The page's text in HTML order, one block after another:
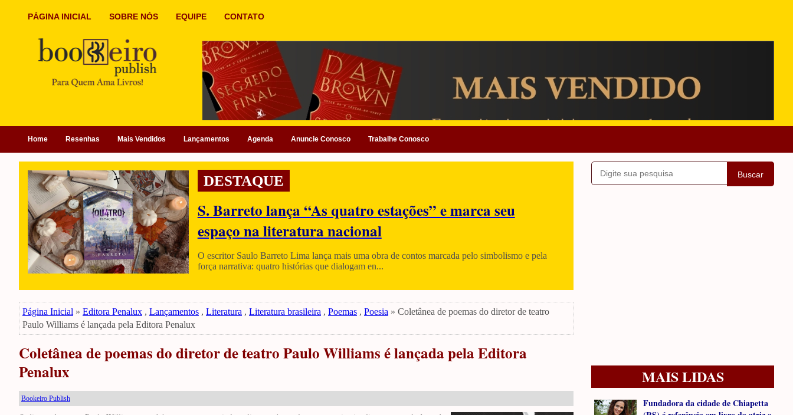
PÁGINA INICIAL SOBRE NÓS EQUIPE CONTATO
Home Resenhas Mais Vendidos Lançamentos Agenda Anuncie Conosco Trabalhe Conosco
DESTAQUE
S. Barreto lança “As quatro estações” e marca seu
espaço na literatura nacional
O escritor Saulo Barreto Lima lança mais uma obra de contos marcada pelo simbolismo e pela
força narrativa: quatro histórias que dialogam en...
Página Inicial » Editora Penalux , Lançamentos , Literatura , Literatura brasileira , Poemas , Poesia » Coletânea de poemas do diretor de teatro
Paulo Williams é lançada pela Editora Penalux
Coletânea de poemas do diretor de teatro Paulo Williams é lançada pela Editora
Penalux
Bookeiro Publish
Buscar
MAIS LIDAS
Fundadora da cidade de Chiapetta